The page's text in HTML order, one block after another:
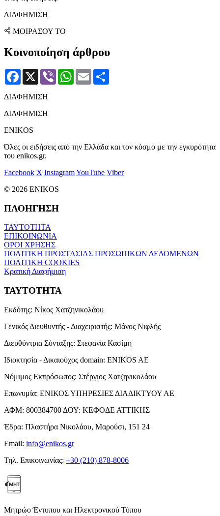
ΔΙΑΦΗΜΙΣΗ
ΜΟΙΡΑΣΟΥ ΤΟ
Κοινοποίηση άρθρου
Facebook
X Viber WhatsApp
Email
ΔΙΑΦΗΜΙΣΗ
ΔΙΑΦΗΜΙΣΗ
ENIKOS
Όλες οι ειδήσεις από την Ελλάδα και τον κόσμο με την εγκυρότητα
του enikos.gr.
Facebook X InstagramYouTube Viber
© 2026 ENIKOS
ΠΛΟΗΓΗΣΗ
ΤΑΥΤΟΤΗΤΑ
ΕΠΙΚΟΙΝΩΝΙΑ
ΟΡΟΙ ΧΡΗΣΗΣ
ΠΟΛΙΤΙΚΗ ΠΡΟΣΤΑΣΙΑΣ ΠΡΟΣΩΠΙΚΩΝ ΔΕΔΟΜΕΝΩΝ
ΠΟΛΙΤΙΚΗ COOKIES
Κρατική Διαφήμιση
ΤΑΥΤΟΤΗΤΑ
Εκδότης: Νίκος Χατζηνικολάου
Γενικός Διευθυντής - Διαχειριστής: Μάνος Νιφλής
Διευθύντρια Σύνταξης: Στεφανία Κασίμη
Ιδιοκτησία - Δικαιούχος domain: ENIKOS AE
Νόμιμος Εκπρόσωπος: Στέργιος Χατζηνικολάου
Επωνυμία: ΕΝΙΚΟΣ ΥΠΗΡΕΣΙΕΣ ΔΙΑΔΙΚΤΥΟΥ ΑΕ
ΑΦΜ: 800384700 ΔΟΥ: ΚΕΦΟΔΕ ΑΤΤΙΚΗΣ
Έδρα: Πλαστήρα Νικολάου, Μαρούσι, 151 24
Email: info@enikos.gr
Τηλ. Επικοινωνίας: +30 (210) 878-8006
Μητρώο Έντυπου και Ηλεκτρονικού Τύπου